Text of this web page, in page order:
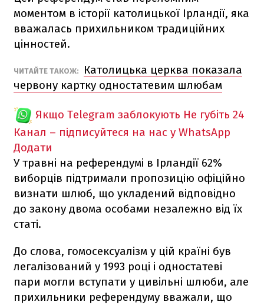
моментом в історії католицької Ірландії, яка
вважалась прихильником традиційних
цінностей.
ЧИТАЙТЕ ТАКОЖ:
Католицька церква показала
червону картку одностатевим шлюбам
Якщо Telegram заблокують Не губіть 24
Канал – підписуйтеся на нас у WhatsApp
Додати
У травні на референдумі в Ірландії 62%
виборців підтримали пропозицію офіційно
визнати шлюб, що укладений відповідно
до закону двома особами незалежно від їх
статі.
До слова, гомосексуалізм у цій країні був
легалізований у 1993 році і одностатеві
пари могли вступати у цивільні шлюби, але
прихильники референдуму вважали, що